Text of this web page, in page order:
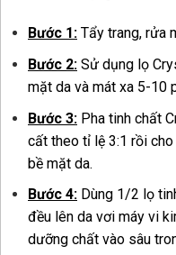
Bước 1: Tẩy trang, rửa
Bước 2: Sử dụng lọ
mặt da và mát xa 5-10
Bước 3: Pha tinh chất
cất theo tỉ lệ 3:1 rồi
bề mặt da.
Bước 4: Dùng 1/2 lọ
đều lên da vơi máy vi
dưỡng chất vào sâu